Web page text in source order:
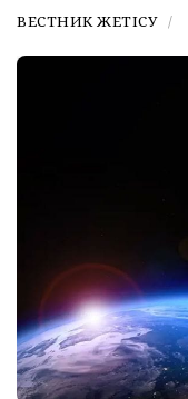
ВЕСТНИК ЖЕТІСУ